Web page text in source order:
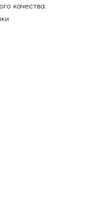
качества.